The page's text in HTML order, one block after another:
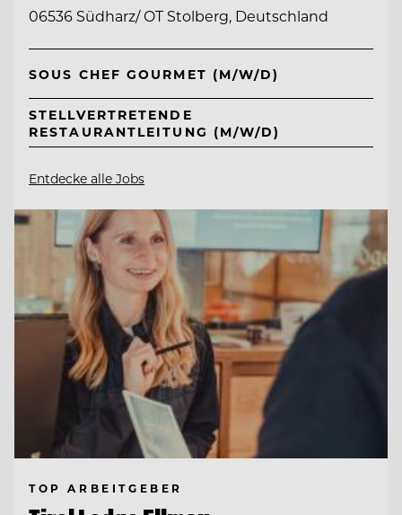
06536 Südharz/ OT Stolberg, Deutschland
SOUS CHEF GOURMET (M/W/D)
STELLVERTRETENDE
RESTAURANTLEITUNG (M/W/D)
Entdecke alle Jobs
TOP ARBEITGEBER